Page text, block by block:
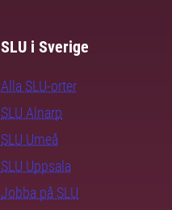
SLU i Sverige
Alla SLU-orter
SLU Alnarp
SLU Umeå
SLU Uppsala
Jobba på SLU